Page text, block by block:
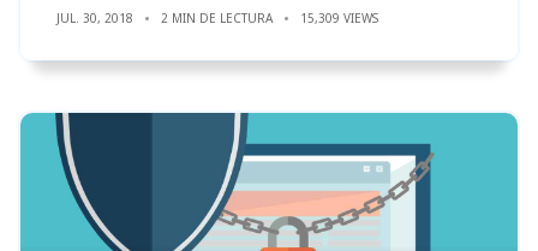
JUL. 30, 2018 2 MIN DE LECTURA 15,309 VIEWS